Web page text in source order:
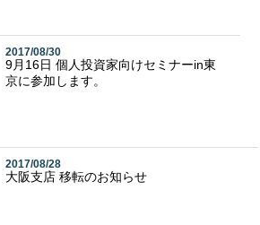
2017/08/30
9月16日 個人投資家向けセミナーin東
京に参加します。
2017/08/28
大阪支店 移転のお知らせ